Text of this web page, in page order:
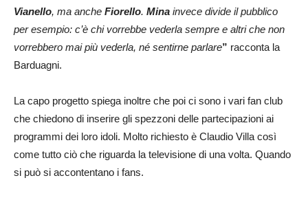
Vianello, ma anche Fiorello. Mina invece divide il pubblico
per esempio: c’è chi vorrebbe vederla sempre e altri che non
vorrebbero mai più vederla, né sentirne parlare” racconta la
Barduagni.
La capo progetto spiega inoltre che poi ci sono i vari fan club
che chiedono di inserire gli spezzoni delle partecipazioni ai
programmi dei loro idoli. Molto richiesto è Claudio Villa così
come tutto ciò che riguarda la televisione di una volta. Quando
si può si accontentano i fans.